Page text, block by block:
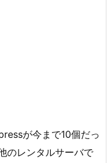
が今まで10個だっ
のレンタルサーバで